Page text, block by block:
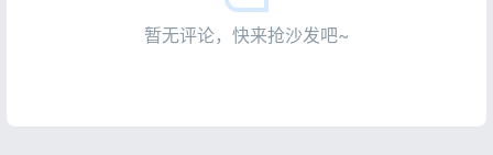
暂无评论，快来抢沙发吧~